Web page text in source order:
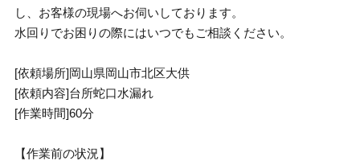
し、お客様の現場へお伺いしております。
水回りでお困りの際にはいつでもご相談ください。
[依頼場所]岡山県岡山市北区大供
[依頼内容]台所蛇口水漏れ
[作業時間]60分
【作業前の状況】